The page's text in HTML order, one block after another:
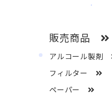
販売商品
アルコール製剤
フィルター
ペーパー